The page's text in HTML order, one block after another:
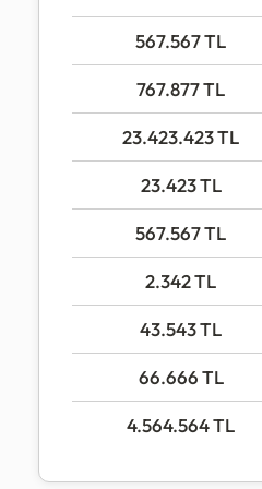
567.567TL
767.877TL
23.423.423TL
23.423TL
567.567TL
2.342TL
43.543TL
66.666TL
4.564.564TL